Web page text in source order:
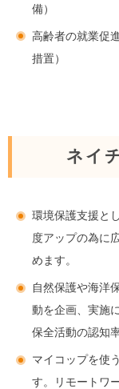
備）
高齢者の就業促
措置）
ネイ
環境保護支援と
度アップの為に
めます。
自然保護や海洋
動を企画、実施
保全活動の認知
マイコップを使
す。リモートワ